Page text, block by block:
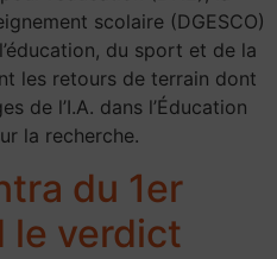
scolaire (DGESCO)
du sport et de la
les retours de terrain dont
de l’I.A. dans l’Éducation
la recherche.
du 1er
le verdict